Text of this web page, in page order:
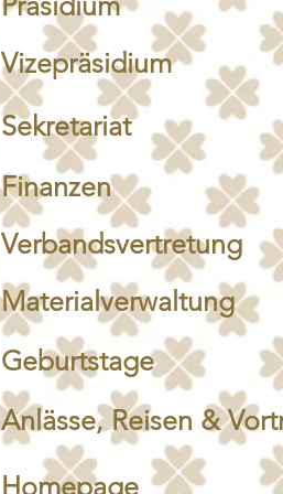
Vizepräsidium
Sekretariat
Finanzen
Verbandsvertretung
Materialverwaltung
Geburtstage
Anlässe, Reisen &
Homepage